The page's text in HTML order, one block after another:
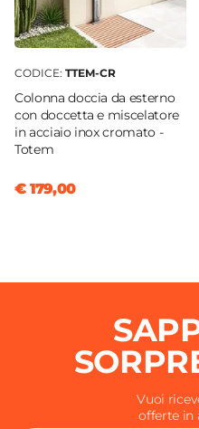
CODICE: TTEM-CR
Colonna doccia da esterno
con doccetta e miscelatore
in acciaio inox cromato -
Totem
€ 179,00
Vuoi
offerte in